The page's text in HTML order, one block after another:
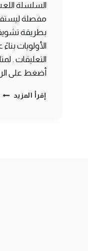
السلسلة
مفصلة
بطريقة
الأولويات
التعليقات .
أضغط على
إقرأ المزيد